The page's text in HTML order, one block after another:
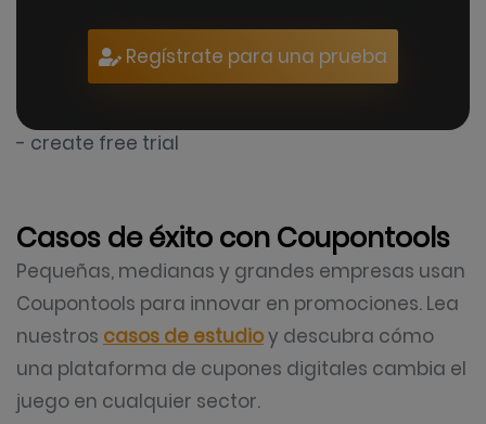
Regístrate para una prueba
- create free trial
Casos de éxito con Coupontools
Pequeñas, medianas y grandes empresas usan
Coupontools para innovar en promociones. Lea
nuestros casos de estudioy descubra cómo
una plataforma de cupones digitales cambia el
juego en cualquier sector.